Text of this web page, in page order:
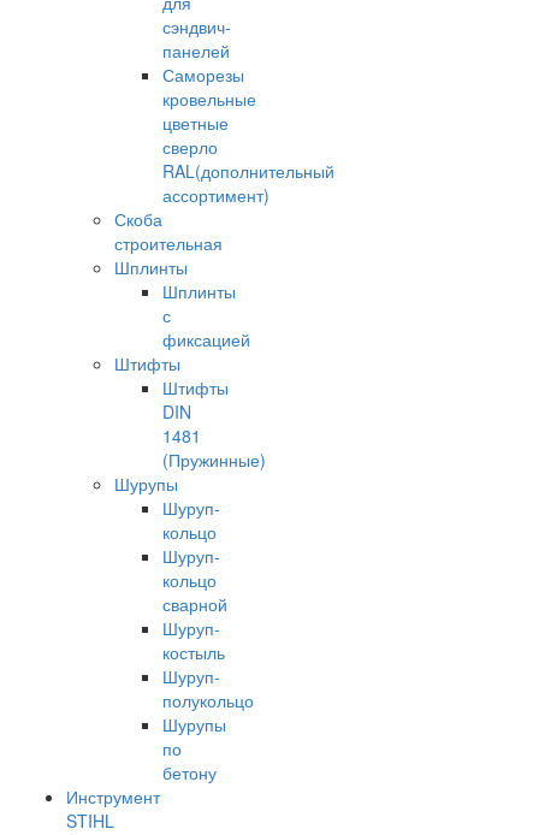
сэндвич-
панелей
Саморезы
кровельные
цветные
сверло
RAL(дополнительный
ассортимент)
Скоба
строительная
Шплинты
Шплинты
с
фиксацией
Штифты
Штифты
DIN
1481
(Пружинные)
Шурупы
Шуруп-
кольцо
Шуруп-
кольцо
сварной
Шуруп-
костыль
Шуруп-
полукольцо
Шурупы
по
бетону
Инструмент
STIHL